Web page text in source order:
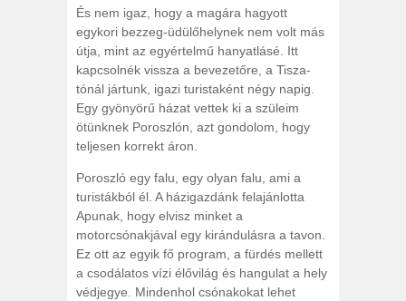
És nem igaz, hogy a magára hagyott
egykori bezzeg-üdülőhelynek nem volt más
útja, mint az egyértelmű hanyatlásé. Itt
kapcsolnék vissza a bevezetőre, a Tisza-
tónál jártunk, igazi turistaként négy napig.
Egy gyönyörű házat vettek ki a szüleim
ötünknek Poroszlón, azt gondolom, hogy
teljesen korrekt áron.
Poroszló egy falu, egy olyan falu, ami a
turistákból él. A házigazdánk felajánlotta
Apunak, hogy elvisz minket a
motorcsónakjával egy kirándulásra a tavon.
Ez ott az egyik fő program, a fürdés mellett
a csodálatos vízi élővilág és hangulat a hely
védjegye. Mindenhol csónakokat lehet